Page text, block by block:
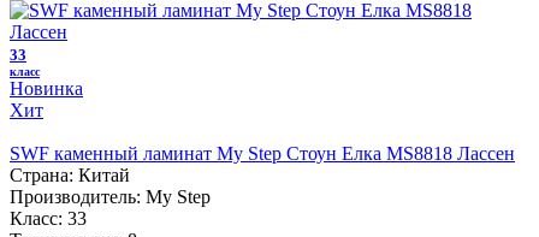
33
класс
Новинка
Хит
SWF каменный ламинат My Step Стоун Елка MS8818 Лассен
Страна: Китай
Производитель: My Step
Класс: 33